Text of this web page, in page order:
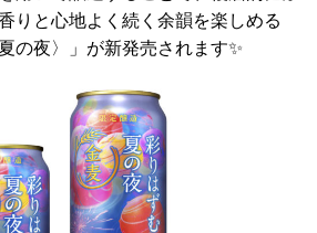
りと心地よく続く余韻を楽しめる
の夜〉」が新発売されます✨